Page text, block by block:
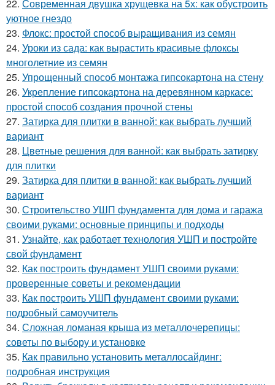
22. Современная двушка хрущевка на 5х: как обустроить
уютное гнездо
23. Флокс: простой способ выращивания из семян
24. Уроки из сада: как вырастить красивые флоксы
многолетние из семян
25. Упрощенный способ монтажа гипсокартона на стену
26. Укрепление гипсокартона на деревянном каркасе:
простой способ создания прочной стены
27. Затирка для плитки в ванной: как выбрать лучший
вариант
28. Цветные решения для ванной: как выбрать затирку
для плитки
29. Затирка для плитки в ванной: как выбрать лучший
вариант
30. Строительство УШП фундамента для дома и гаража
своими руками: основные принципы и подходы
31. Узнайте, как работает технология УШП и постройте
свой фундамент
32. Как построить фундамент УШП своими руками:
проверенные советы и рекомендации
33. Как построить УШП фундамент своими руками:
подробный самоучитель
34. Сложная ломаная крыша из металлочерепицы:
советы по выбору и установке
35. Как правильно установить металлосайдинг:
подробная инструкция